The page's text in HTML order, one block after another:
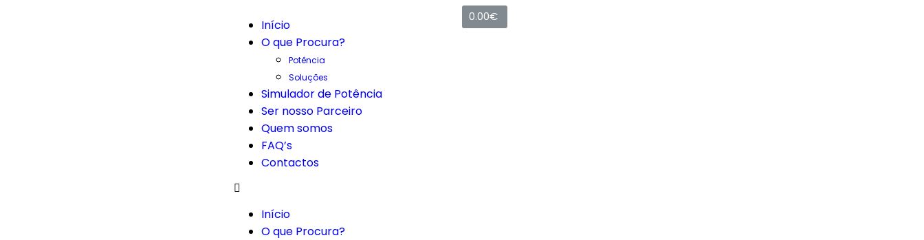
Início
O que Procura?
Potência
Soluções
Simulador de Potência
Ser nosso Parceiro
Quem somos
FAQ’s
Contactos
Início
O que Procura?
0.00€